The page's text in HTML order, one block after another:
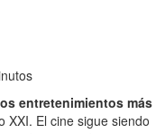
entretenimientos más
XXI. El cine sigue siendo